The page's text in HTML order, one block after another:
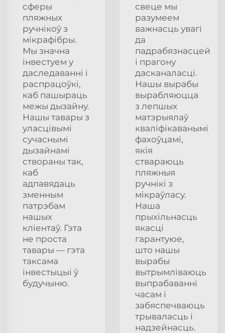
сферы
пляжных
ручнікоў з
мікрафібры.
Мы значна
інвестуем у
даследаванні і
распрацоўкі,
каб пашыраць
межы дызайну.
Нашы тавары з
уласцівымі
сучаснымі
дызайнамі
створаны так,
каб
адпавядаць
зменным
патрэбам
нашых
кліентаў. Гэта
не проста
тавары — гэта
таксама
інвестыцыі ў
будучыню.
свеце мы
разумеем
важнасць увагі
да
падрабязнасцей
і прагону
дасканаласці.
Нашы вырабы
вырабляюцца
з лепшых
матэрыялаў
кваліфікаванымі
фахоўцамі,
якія
ствараюць
пляжныя
ручнікі з
мікраўласу.
Наша
прыхільнасць
якасці
гарантуюе,
што нашы
вырабы
вытрымліваюць
выпрабаванні
часам і
забяспечваюць
трываласць і
надзейнасць.